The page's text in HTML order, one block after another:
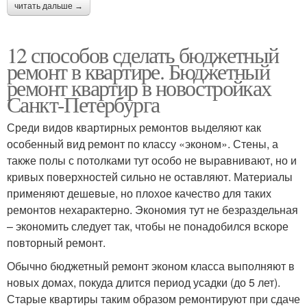
читать дальше →
12 способов сделать бюджетный
ремонт в квартире. Бюджетный
ремонт квартир в новостройках
Санкт-Петербурга
Среди видов квартирных ремонтов выделяют как
особенный вид ремонт по классу «эконом». Стены, а
также полы с потолками тут особо не выравнивают, но и
кривых поверхностей сильно не оставляют. Материалы
применяют дешевые, но плохое качество для таких
ремонтов нехарактерно. Экономия тут не безраздельная
– экономить следует так, чтобы не понадобился вскоре
повторный ремонт.
Обычно бюджетный ремонт эконом класса выполняют в
новых домах, покуда длится период усадки (до 5 лет).
Старые квартиры таким образом ремонтируют при сдаче